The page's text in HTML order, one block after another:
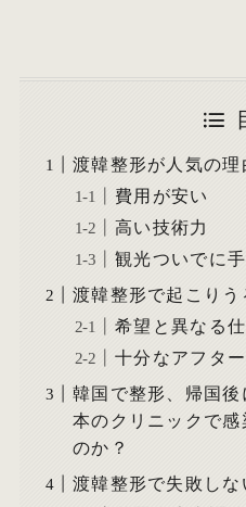
渡韓整形が人気の理
費用が安い
高い技術力
観光ついでに
渡韓整形で起こりう
希望と異なる
十分なアフタ
韓国で整形、帰国後
本のクリニックで
のか？
渡韓整形で失敗しな